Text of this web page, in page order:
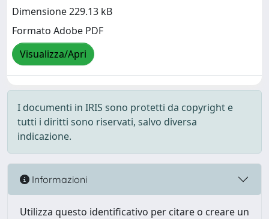
Dimensione 229.13 kB
Formato Adobe PDF
Visualizza/Apri
I documenti in IRIS sono protetti da copyright e
tutti i diritti sono riservati, salvo diversa
indicazione.
Informazioni
Utilizza questo identificativo per citare o creare un